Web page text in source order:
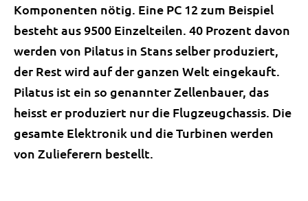
Komponenten nötig. Eine PC 12 zum Beispiel
besteht aus 9500 Einzelteilen. 40 Prozent davon
werden von Pilatus in Stans selber produziert,
der Rest wird auf der ganzen Welt eingekauft.
Pilatus ist ein so genannter Zellenbauer, das
heisst er produziert nur die Flugzeugchassis. Die
gesamte Elektronik und die Turbinen werden
von Zulieferern bestellt.